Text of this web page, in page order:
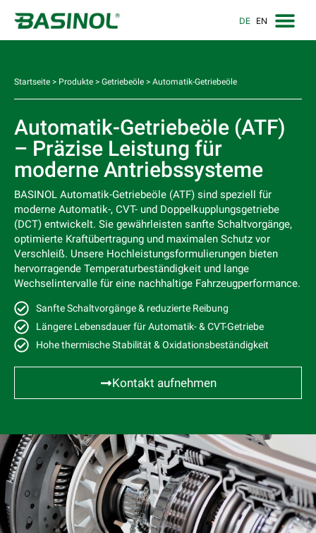
DE EN
Startseite > Produkte > Getriebeöle > Automatik-Getriebeöle
Automatik-Getriebeöle (ATF)
– Präzise Leistung für
moderne Antriebssysteme
BASINOL Automatik-Getriebeöle (ATF) sind speziell für
moderne Automatik-, CVT- und Doppelkupplungsgetriebe
(DCT) entwickelt. Sie gewährleisten sanfte Schaltvorgänge,
optimierte Kraftübertragung und maximalen Schutz vor
Verschleiß. Unsere Hochleistungsformulierungen bieten
hervorragende Temperaturbeständigkeit und lange
Wechselintervalle für eine nachhaltige Fahrzeugperformance.
Sanfte Schaltvorgänge & reduzierte Reibung
Längere Lebensdauer für Automatik- & CVT-Getriebe
Hohe thermische Stabilität & Oxidationsbeständigkeit
Kontakt aufnehmen